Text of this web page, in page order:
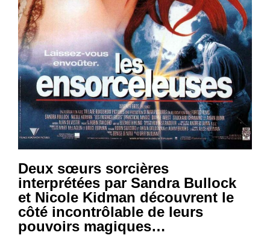
Deux sœurs sorcières
interprétées par Sandra Bullock
et Nicole Kidman découvrent le
côté incontrôlable de leurs
pouvoirs magiques…